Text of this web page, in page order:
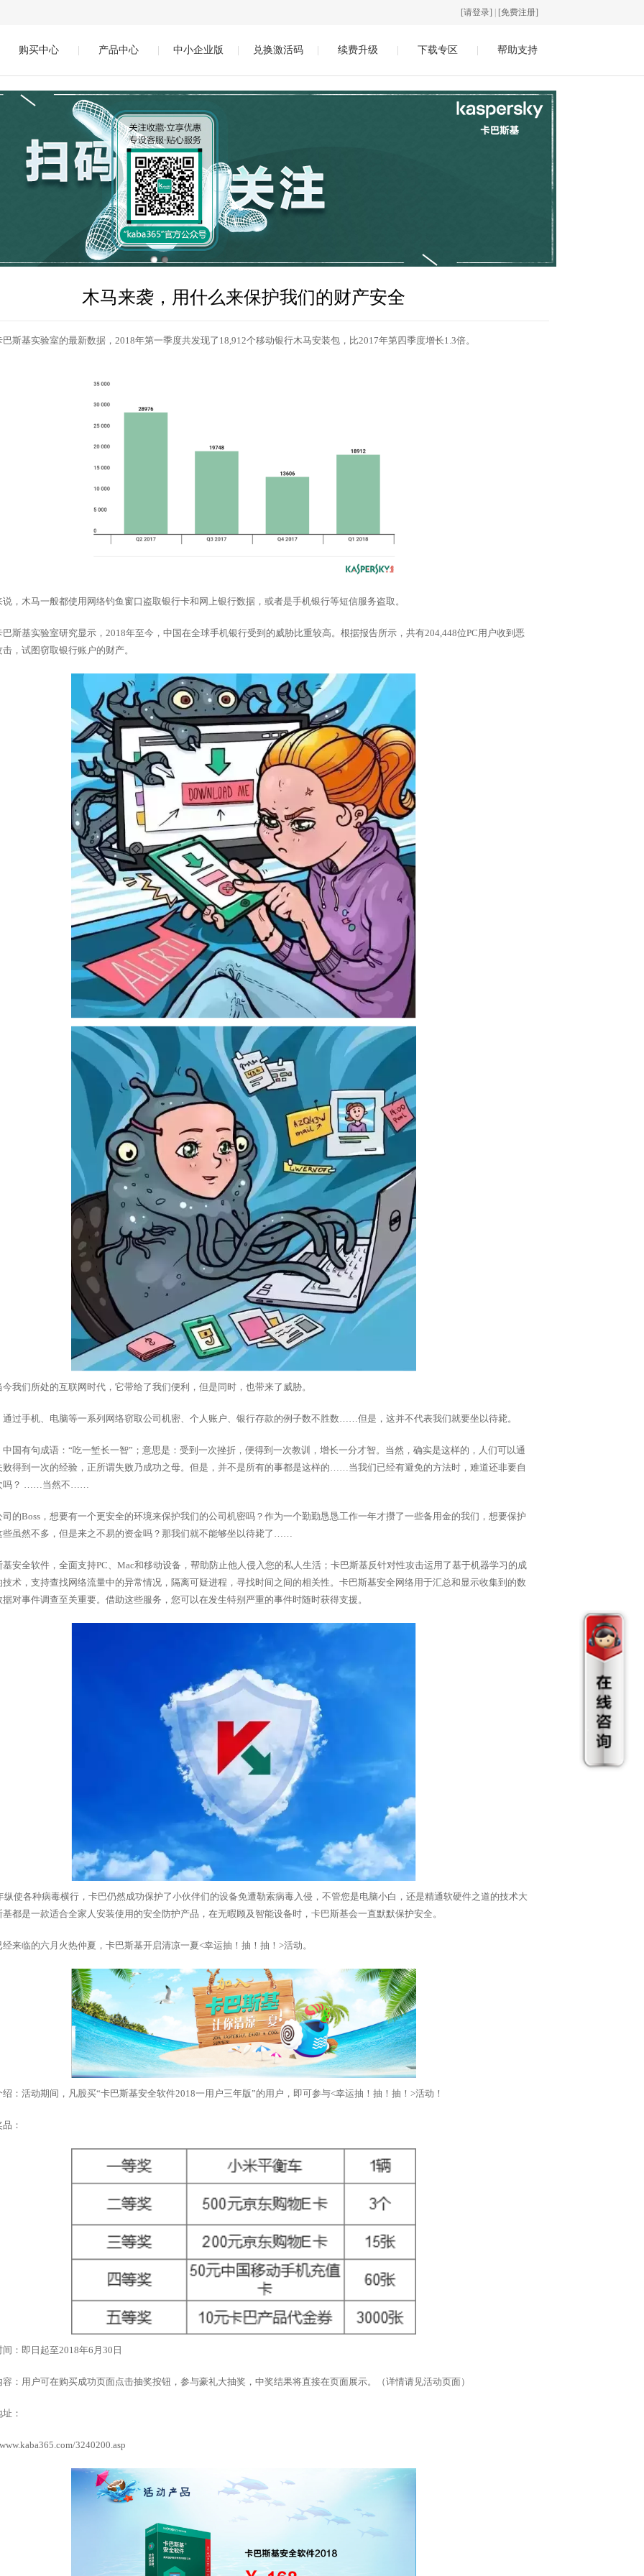
[请登录] [免费注册]
购买中心 产品中心 中小企业版 兑换激活码 续费升级 下载专区 帮助支持
木马来袭，用什么来保护我们的财产安全
巴斯基实验室的最新数据，2018年第一季度共发现了18,912个移动银行木马安装包，比2017年第四季度增长1.3倍。
说，木马一般都使用网络钓鱼窗口盗取银行卡和网上银行数据，或者是手机银行等短信服务盗取。
巴斯基实验室研究显示，2018年至今，中国在全球手机银行受到的威胁比重较高。根据报告所示，共有204,448位PC用户收到恶
，试图窃取银行账户的财产。
今我们所处的互联网时代，它带给了我们便利，但是同时，也带来了威胁。
通过手机、电脑等一系列网络窃取公司机密、个人账户、银行存款的例子数不胜数……但是，这并不代表我们就要坐以待毙。
中国有句成语：“吃一堑长一智”；意思是：受到一次挫折，便得到一次教训，增长一分才智。当然，确实是这样的，人们可以通
败得到一次的经验，正所谓失败乃成功之母。但是，并不是所有的事都是这样的……当我们已经有避免的方法时，难道还非要自
吗？ ……当然不……
司的Boss，想要有一个更安全的环境来保护我们的公司机密吗？作为一个勤勤恳恳工作一年才攒了一些备用金的我们，想要保护
些虽然不多，但是来之不易的资金吗？那我们就不能够坐以待毙了……
基安全软件，全面支持PC、Mac和移动设备，帮助防止他人侵入您的私人生活；卡巴斯基反针对性攻击运用了基于机器学习的成
技术，支持查找网络流量中的异常情况，隔离可疑进程，寻找时间之间的相关性。卡巴斯基安全网络用于汇总和显示收集到的数
对事件调查至关重要。借助这些服务，您可以在发生特别严重的事件时随时获得支援。
纵使各种病毒横行，卡巴仍然成功保护了小伙伴们的设备免遭勒索病毒入侵，不管您是电脑小白，还是精通软硬件之道的技术大
都是一款适合全家人安装使用的安全防护产品，在无暇顾及智能设备时，卡巴斯基会一直默默保护安全。
经来临的六月火热仲夏，卡巴斯基开启清凉一夏<幸运抽！抽！抽！>活动。
绍：活动期间，凡股买“卡巴斯基安全软件2018一用户三年版”的用户，即可参与<幸运抽！抽！抽！>活动！
：
间：即日起至2018年6月30日
容：用户可在购买成功页面点击抽奖按钮，参与豪礼大抽奖，中奖结果将直接在页面展示。（详情请见活动页面）
：
3240200.asp